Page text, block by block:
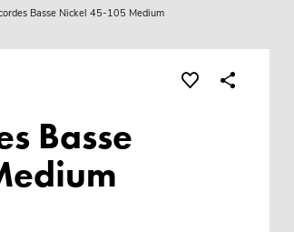
Basse Nickel 45-105 Medium
Basse